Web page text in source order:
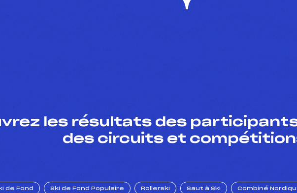
les résultats des participants
des circuits et
de Fond Ski de Fond Populaire Rollerski Saut à Ski Combiné